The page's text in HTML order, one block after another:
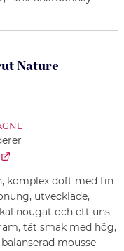
Nature
komplex doft med fin
utvecklade,
nougat och ett uns
tät smak med hög,
mousse